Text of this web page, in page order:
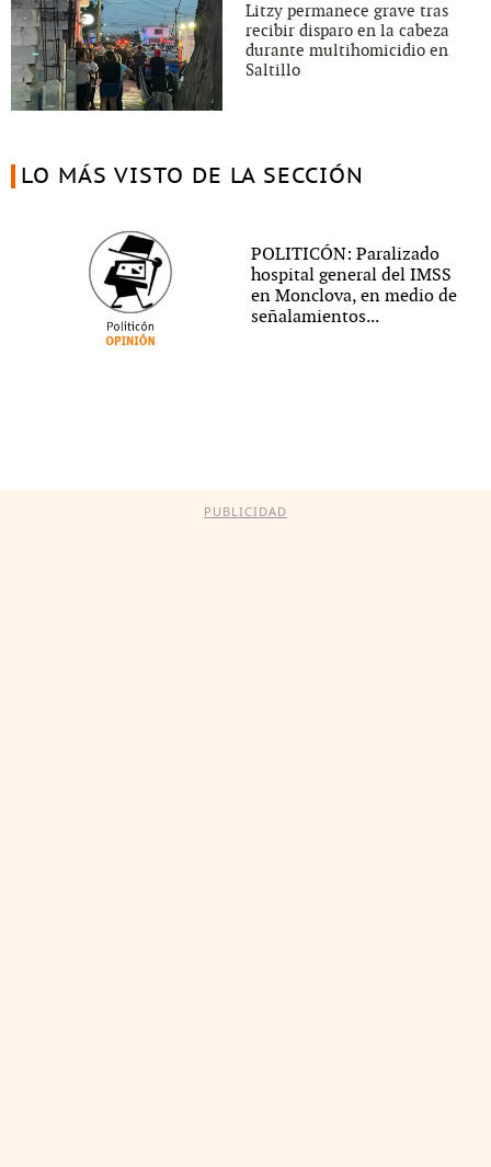
Litzy permanece grave tras
recibir disparo en la cabeza
durante multihomicidio en
Saltillo
LO MÁS VISTO DE LA SECCIÓN
POLITICÓN: Paralizado
hospital general del IMSS
en Monclova, en medio de
señalamientos...
PUBLICIDAD